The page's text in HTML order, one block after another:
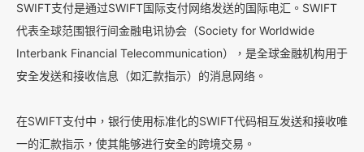
SWIFT支付是通过SWIFT国际支付网络发送的国际电汇。SWIFT
代表全球范围银行间金融电讯协会（Society for Worldwide
Interbank Financial Telecommunication），是全球金融机构用于
安全发送和接收信息（如汇款指示）的消息网络。
在SWIFT支付中，银行使用标准化的SWIFT代码相互发送和接收唯
一的汇款指示，使其能够进行安全的跨境交易。